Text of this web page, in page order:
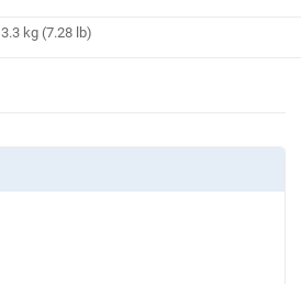
3.3 kg (7.28 lb)